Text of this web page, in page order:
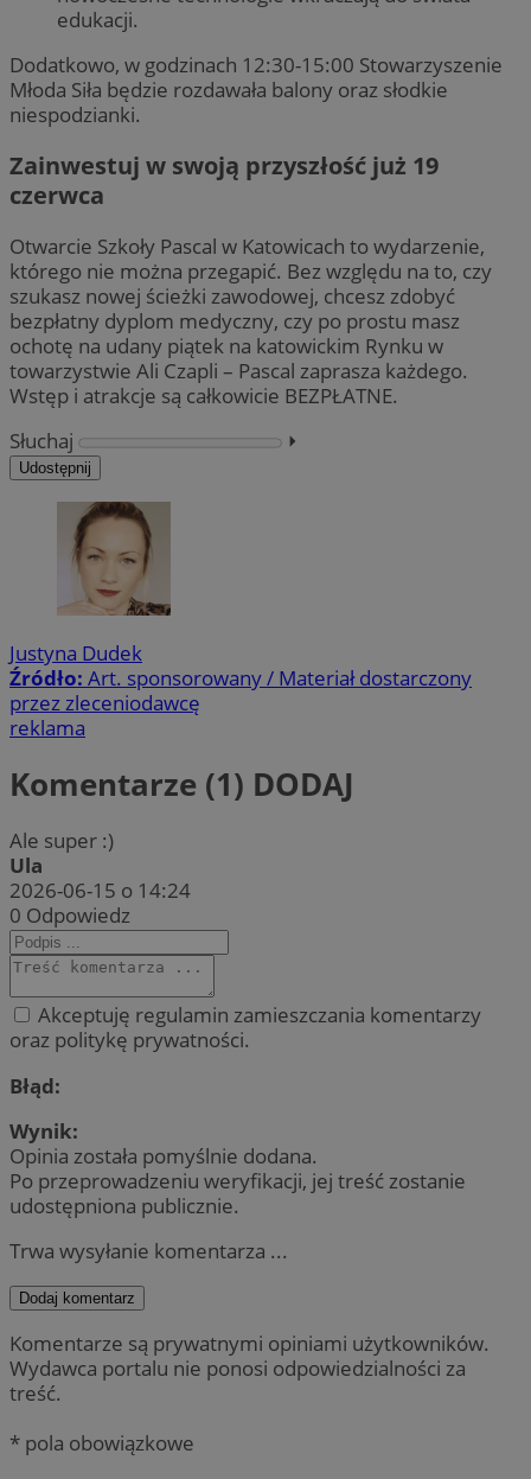
edukacji.
Dodatkowo, w godzinach 12:30-15:00 Stowarzyszenie
Młoda Siła będzie rozdawała balony oraz słodkie
niespodzianki.
Zainwestuj w swoją przyszłość już 19
czerwca
Otwarcie Szkoły Pascal w Katowicach to wydarzenie,
którego nie można przegapić. Bez względu na to, czy
szukasz nowej ścieżki zawodowej, chcesz zdobyć
bezpłatny dyplom medyczny, czy po prostu masz
ochotę na udany piątek na katowickim Rynku w
towarzystwie Ali Czapli – Pascal zaprasza każdego.
Wstęp i atrakcje są całkowicie BEZPŁATNE.
Słuchaj
⏵︎
Udostępnij
Justyna Dudek
Źródło: Art. sponsorowany / Materiał dostarczony
przez zleceniodawcę
reklama
Komentarze (1) DODAJ
Ale super :)
Ula
2026-06-15 o 14:24
0 Odpowiedz
Akceptuję regulamin zamieszczania komentarzy
oraz politykę prywatności.
Błąd:
Wynik:
Opinia została pomyślnie dodana.
Po przeprowadzeniu weryfikacji, jej treść zostanie
udostępniona publicznie.
Trwa wysyłanie komentarza ...
Dodaj komentarz
Komentarze są prywatnymi opiniami użytkowników.
Wydawca portalu nie ponosi odpowiedzialności za
treść.
* pola obowiązkowe